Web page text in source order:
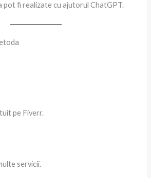
pot fi realizate cu ajutorul ChatGPT.
pe Fiverr.
servicii.